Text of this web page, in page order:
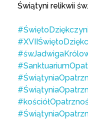
Świątyni relikwii